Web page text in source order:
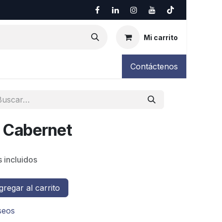
Mi carrito
Contáctenos
Cabernet
incluidos
al carrito